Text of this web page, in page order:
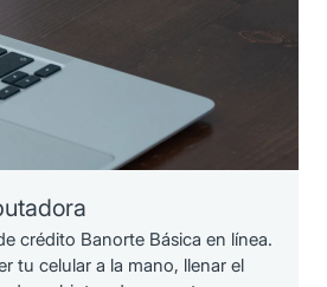
crédito Banorte Básica en línea.
tu celular a la mano, llenar el